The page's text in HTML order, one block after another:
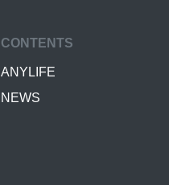
CONTENTS
ANYLIFE
NEWS